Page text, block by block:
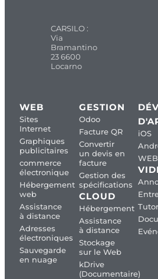
CARSILO :
Via
Bramantino
23 6600
Locarno
WEB
Sites
Internet
Graphiques
publicitaires
commerce
électronique
Hébergement
web
Assistance
à distance
Adresses
électroniques
Sauvegarde
en nuage
GESTION
Odoo
Facture QR
Convertir
un devis en
facture
Gestion des
spécifications
CLOUD
Hébergement
Assistance
à distance
Stockage
sur le Web
kDrive
(Documentaire)
iOS
WEB